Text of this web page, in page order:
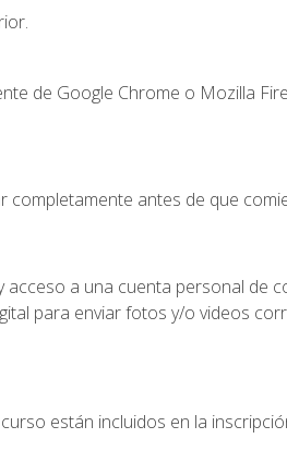
de Google Chrome o Mozilla
antes de que
a una cuenta personal de
para enviar fotos y/o videos
están incluidos en la